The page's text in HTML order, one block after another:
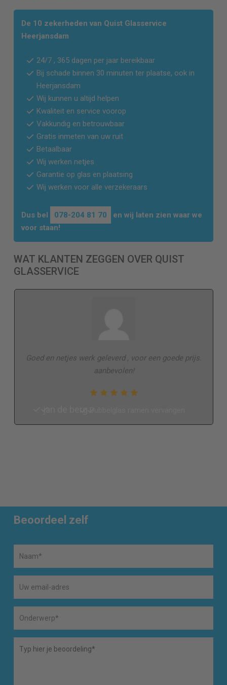
De 10 zekerheden van Quist Glasservice
Heerjansdam
24/7 , 365 dagen per jaar bereikbaar
Bij schade binnen 30 minuten ter plaatse, ook in
Heerjansdam
Wij kunnen u altijd helpen
Kwaliteit en service voorop
Vakkundig en betrouwbaar
Gratis inmeten van uw ruit
Betaalbaar
Wij werken netjes
Garantie op glas en plaatsing
Wij werken voor alle verzekeraars
Dus bel 078-204 81 70
en wij laten zien waar we
voor staan!
WAT KLANTEN ZEGGEN OVER QUIST
GLASSERVICE
Goed en netjes werk geleverd , voor een goede prijs.
aanbevolen!
Beoordeel zelf